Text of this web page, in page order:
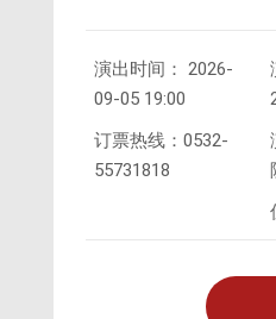
会
演出时间： 2026-
09-05 19:00
订票热线：0532-
55731818